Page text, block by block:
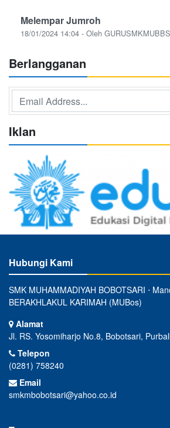
Melempar Jumroh
18/01/2024 14:04 - Oleh
Berlangganan
Iklan
Hubungi Kami
SMK MUHAMMADIYAH BOBOTSARI ⋅
BERAKHLAKUL KARIMAH (MUBos)
Alamat
Jl. RS. Yosomiharjo No.8, Bobotsari,
Telepon
(0281) 758240
Email
smkmbobotsari@yahoo.co.id